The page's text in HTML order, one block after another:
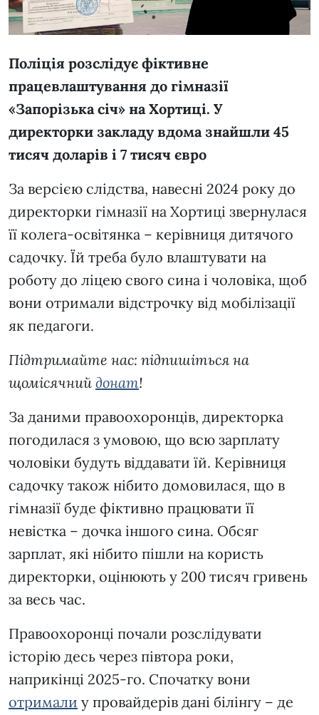
Поліція розслідує фіктивне
працевлаштування до гімназії
«Запорізька січ» на Хортиці. У
директорки закладу вдома знайшли 45
тисяч доларів і 7 тисяч євро
За версією слідства, навесні 2024 року до
директорки гімназії на Хортиці звернулася
її колега-освітянка – керівниця дитячого
садочку. Їй треба було влаштувати на
роботу до ліцею свого сина і чоловіка, щоб
вони отримали відстрочку від мобілізації
як педагоги.
Підтримайте нас: підпишіться на
щомісячний донат!
За даними правоохоронців, директорка
погодилася з умовою, що всю зарплату
чоловіки будуть віддавати їй. Керівниця
садочку також нібито домовилася, що в
гімназії буде фіктивно працювати її
невістка – дочка іншого сина. Обсяг
зарплат, які нібито пішли на користь
директорки, оцінюють у 200 тисяч гривень
за весь час.
Правоохоронці почали розслідувати
історію десь через півтора роки,
наприкінці 2025-го. Спочатку вони
отримали у провайдерів дані білінгу – де